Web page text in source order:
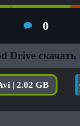
0
Drive скачать
| 2.02 GB